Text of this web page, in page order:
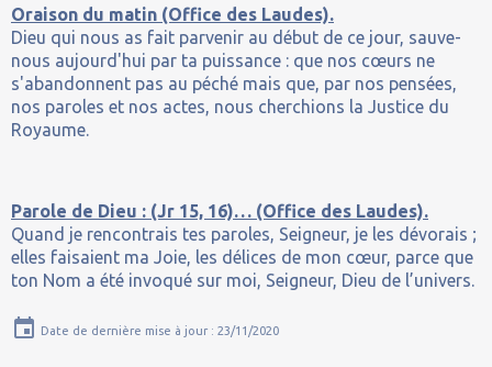
Oraison du matin (Office des Laudes).
Dieu qui nous as fait parvenir au début de ce jour, sauve-
nous aujourd'hui par ta puissance : que nos cœurs ne
s'abandonnent pas au péché mais que, par nos pensées,
nos paroles et nos actes, nous cherchions la Justice du
Royaume.
Parole de Dieu : (Jr 15, 16)… (Office des Laudes).
Quand je rencontrais tes paroles, Seigneur, je les dévorais ;
elles faisaient ma Joie, les délices de mon cœur, parce que
ton Nom a été invoqué sur moi, Seigneur, Dieu de l’univers.
Date de dernière mise à jour : 23/11/2020